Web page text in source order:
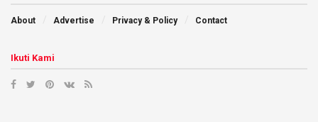
About Advertise Privacy & Policy Contact
Ikuti Kami